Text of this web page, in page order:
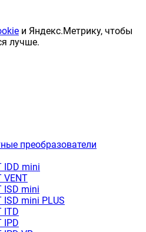
и Яндекс.Метрику, чтобы
лучше.
преобразователи
IDD mini
VENT
ISD mini
ISD mini PLUS
ITD
IРD